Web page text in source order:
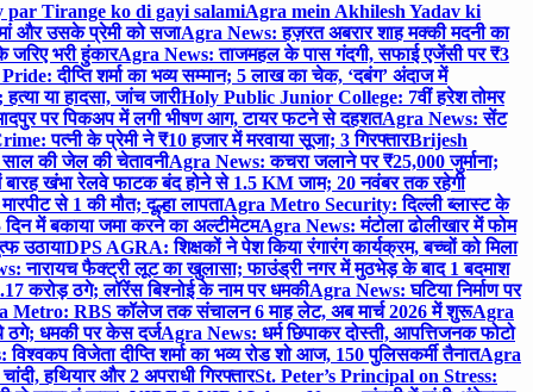
par Tirange ko di gayi salamiAgra mein Akhilesh Yadav ki
और उसके प्रेमी को सजाAgra News: हज़रत अबरार शाह मक्की मदनी का
भरी हुंकारAgra News: ताजमहल के पास गंदगी, सफाई एजेंसी पर ₹3
दीप्ति शर्मा का भव्य सम्मान; 5 लाख का चेक, ‘दबंग’ अंदाज में
या हादसा, जांच जारीHoly Public Junior College: 7वीं हरेश तोमर
पर पिकअप में लगी भीषण आग, टायर फटने से दहशतAgra News: सेंट
पत्नी के प्रेमी ने ₹10 हजार में मरवाया सूजा; 3 गिरफ्तारBrijesh
की जेल की चेतावनीAgra News: कचरा जलाने पर ₹25,000 जुर्माना;
खंभा रेलवे फाटक बंद होने से 1.5 KM जाम; 20 नवंबर तक रहेगी
से 1 की मौत; दूल्हा लापताAgra Metro Security: दिल्ली ब्लास्ट के
में बकाया जमा करने का अल्टीमेटमAgra News: मंटोला ढोलीखार में फोम
उठायाDPS AGRA: शिक्षकों ने पेश किया रंगारंग कार्यक्रम, बच्चों को मिला
नारायच फैक्ट्री लूट का खुलासा; फाउंड्री नगर में मुठभेड़ के बाद 1 बदमाश
करोड़ ठगे; लॉरेंस बिश्नोई के नाम पर धमकीAgra News: घटिया निर्माण पर
Metro: RBS कॉलेज तक संचालन 6 माह लेट, अब मार्च 2026 में शुरूAgra
ठगे; धमकी पर केस दर्जAgra News: धर्म छिपाकर दोस्ती, आपत्तिजनक फोटो
विजेता दीप्ति शर्मा का भव्य रोड शो आज, 150 पुलिसकर्मी तैनातAgra
हथियार और 2 अपराधी गिरफ्तारSt. Peter’s Principal on Stress: